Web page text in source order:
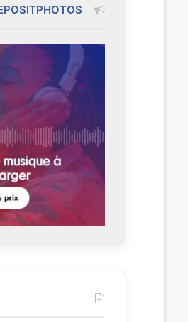
s
i
a
t
e